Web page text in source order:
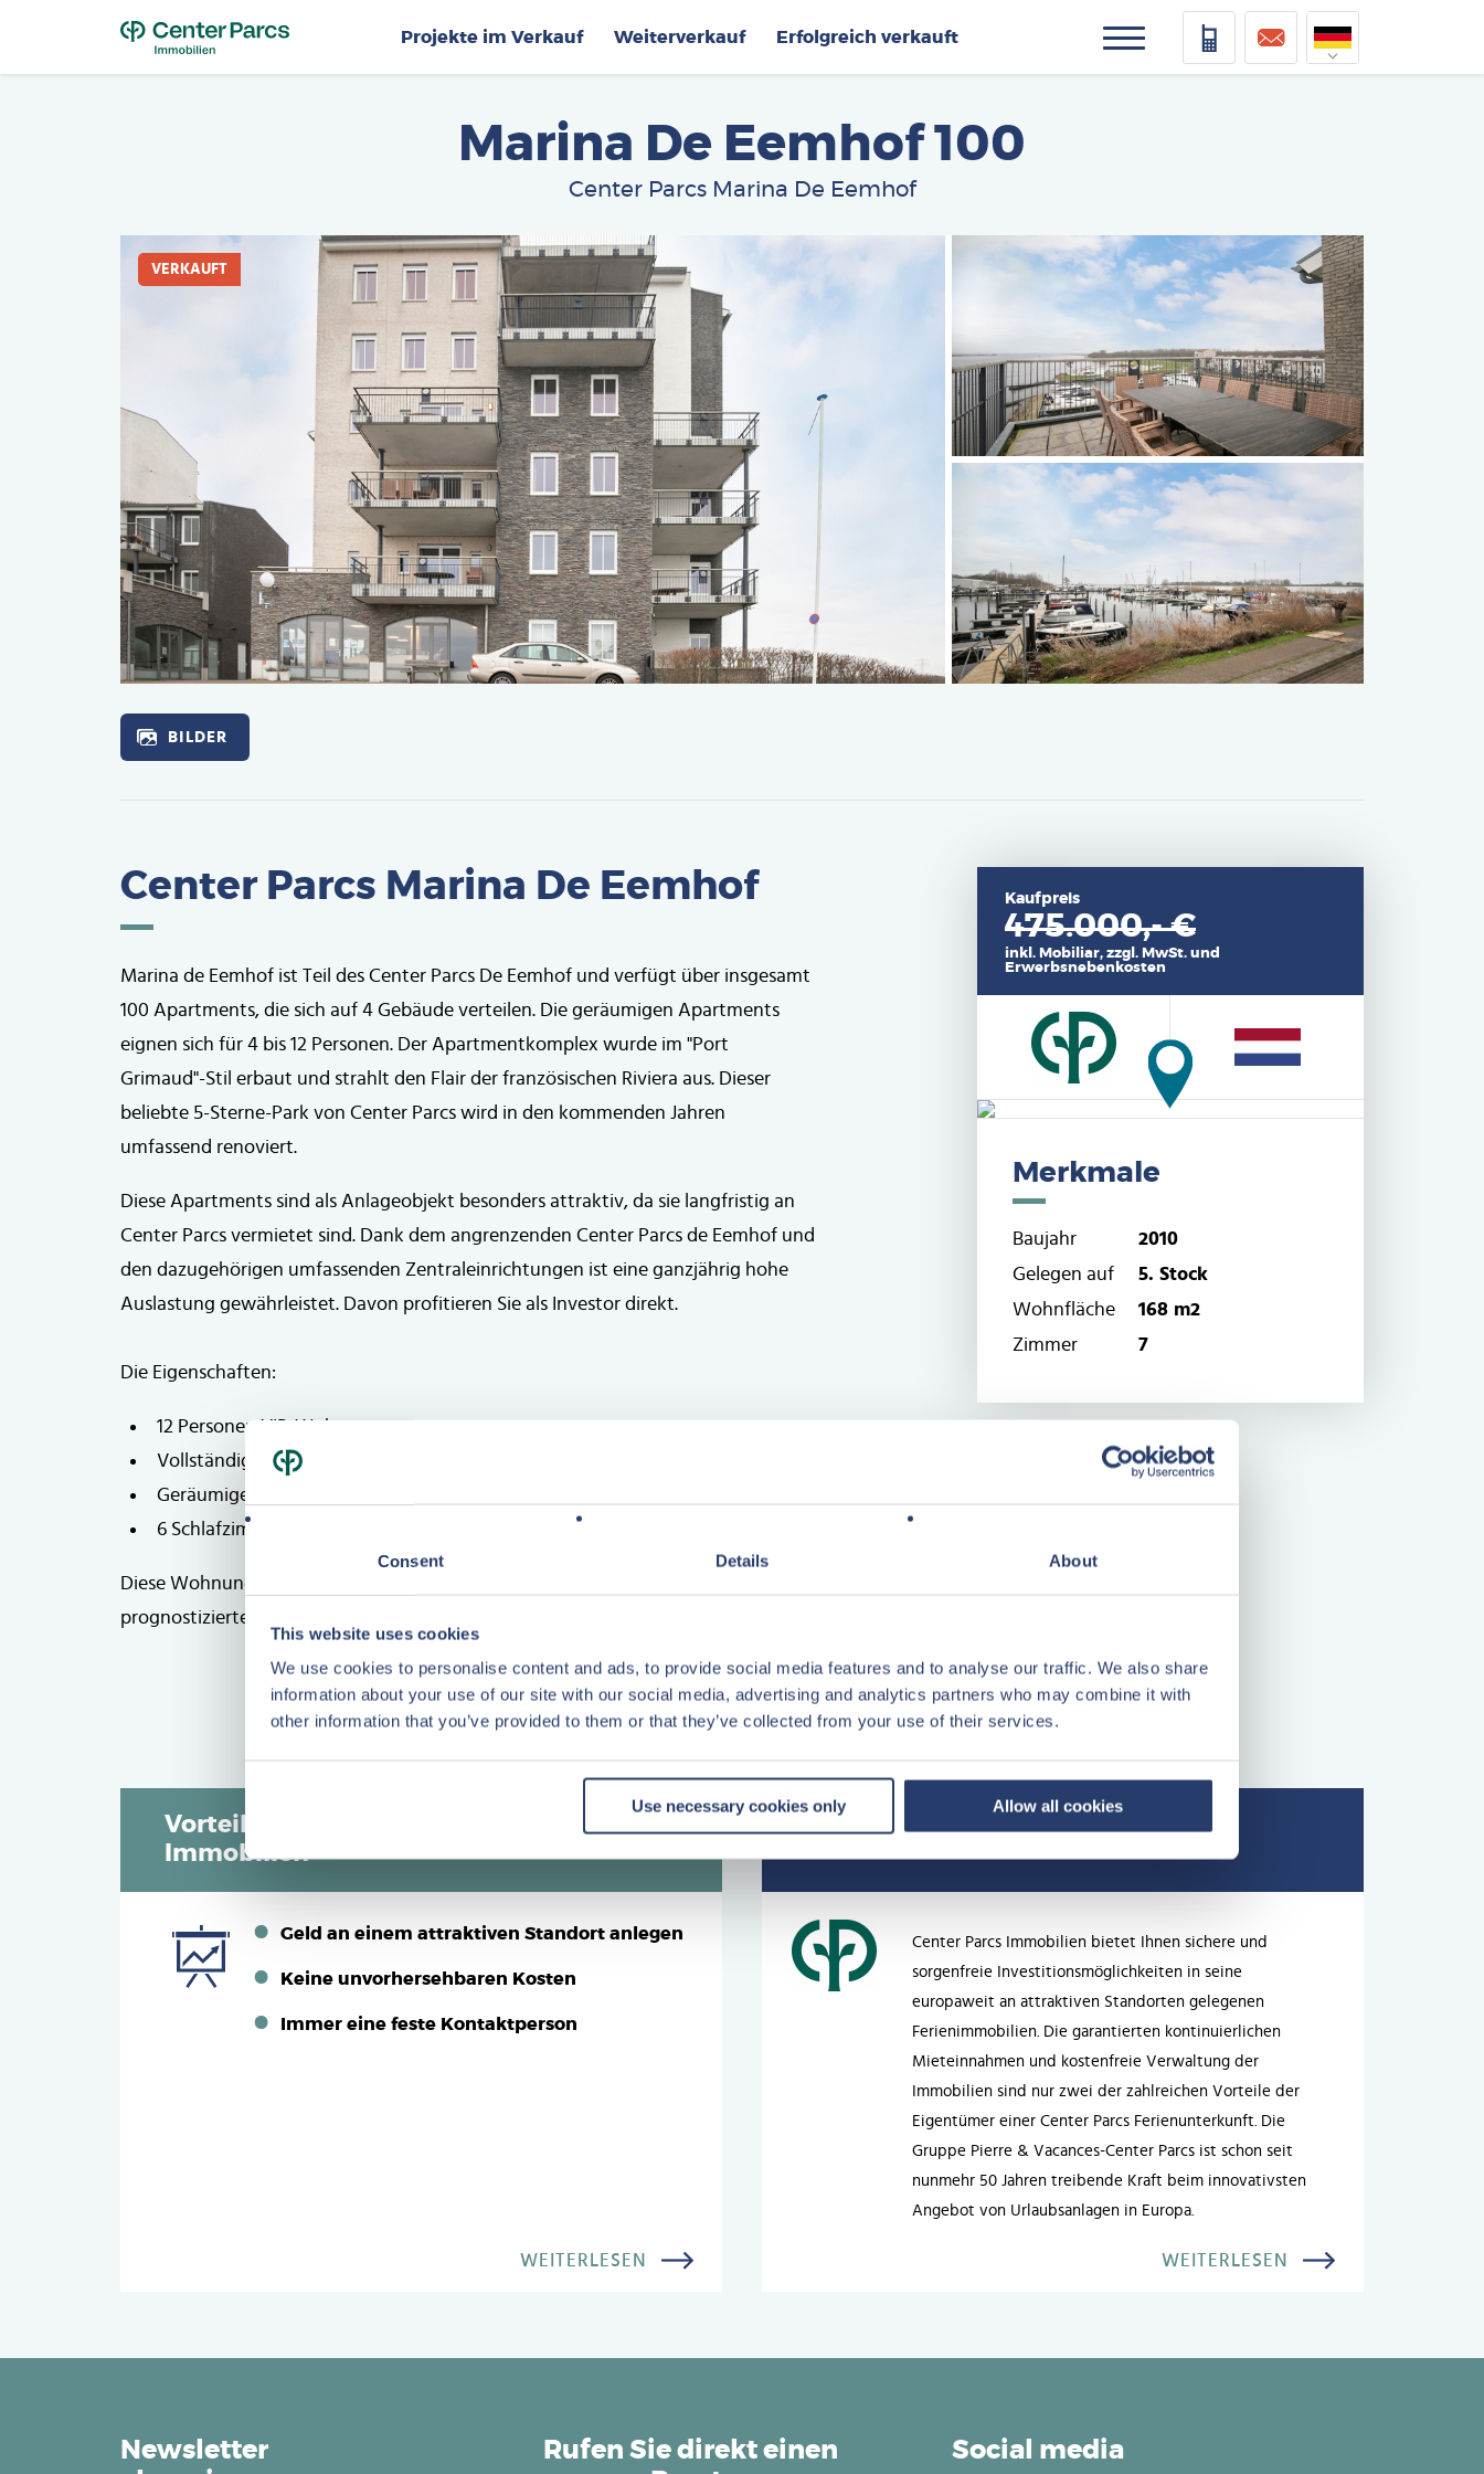
Consent Details About
This website uses cookies
We use cookies to personalise content and ads, to provide social media features and to analyse our traffic. We also share
information about your use of our site with our social media, advertising and analytics partners who may combine it with
other information that you’ve provided to them or that they’ve collected from your use of their services.
Use necessary cookies only Allow all cookies
Top
Projekte im Verkauf Weiterverkauf Erfolgreich verkauft
Vlaams
Marina De Eemhof 100
Center Parcs Marina De Eemhof
VERKAUFT
Afbeelding
BILDER
Center Parcs Marina De Eemhof
Marina de Eemhof ist Teil des Center Parcs De Eemhof und verfügt über insgesamt
100 Apartments, die sich auf 4 Gebäude verteilen. Die geräumigen Apartments
eignen sich für 4 bis 12 Personen. Der Apartmentkomplex wurde im "Port
Grimaud"-Stil erbaut und strahlt den Flair der französischen Riviera aus. Dieser
beliebte 5-Sterne-Park von Center Parcs wird in den kommenden Jahren
umfassend renoviert.
Diese Apartments sind als Anlageobjekt besonders attraktiv, da sie langfristig an
Center Parcs vermietet sind. Dank dem angrenzenden Center Parcs de Eemhof und
den dazugehörigen umfassenden Zentraleinrichtungen ist eine ganzjährig hohe
Auslastung gewährleistet. Davon profitieren Sie als Investor direkt.
Die Eigenschaften:
12 Personen VIP-Wohnung
Vollständig möbliert und mit allen modernen Komforts ausgestattet
Geräumiges Wohnzimmer mit offener Küche
6 Schlafzimmer und 3 Bäder, Sauna, Sprudelbad und 3 Toiletten
Diese Wohnung wird mit einem variablen Mietvertrag angeboten, wobei die
prognostizierten Mieteinnahmen für 2023 bei ca. € 27.895 liegen.
Kaufpreis
475.000,- €
inkl. Mobiliar, zzgl. MwSt. und
Erwerbsnebenkosten
Merkmale
Baujahr
2010
Gelegen auf
5. Stock
Wohnfläche
168 m2
Zimmer
7
Vorteile der Investition mit Center Parcs
Immobilien
Geld an einem attraktiven Standort anlegen
Keine unvorhersehbaren Kosten
Immer eine feste Kontaktperson
WEITERLESEN
Center Parcs
Center Parcs Immobilien bietet Ihnen sichere und
sorgenfreie Investitionsmöglichkeiten in seine
europaweit an attraktiven Standorten gelegenen
Ferienimmobilien. Die garantierten kontinuierlichen
Mieteinnahmen und kostenfreie Verwaltung der
Immobilien sind nur zwei der zahlreichen Vorteile der
Eigentümer einer Center Parcs Ferienunterkunft. Die
Gruppe Pierre & Vacances-Center Parcs ist schon seit
nunmehr 50 Jahren treibende Kraft beim innovativsten
Angebot von Urlaubsanlagen in Europa.
WEITERLESEN
Newsletter
Rufen Sie direkt einen
Social media